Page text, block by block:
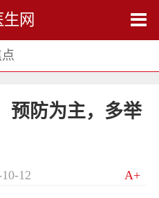
网
预防为主，多举
12 A+